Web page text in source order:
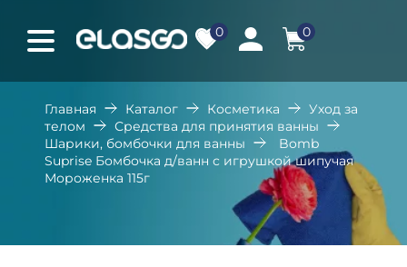
0 0
Главная Каталог Косметика
Уход за
телом
Средства для принятия ванны
Шарики, бомбочки для ванны
Bomb
Suprise Бомбочка д/ванн с игрушкой шипучая
Мороженка 115г